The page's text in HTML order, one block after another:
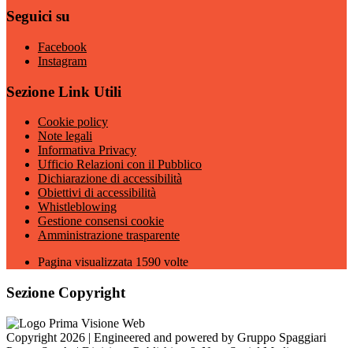
Seguici su
Facebook
Instagram
Sezione Link Utili
Cookie policy
Note legali
Informativa Privacy
Ufficio Relazioni con il Pubblico
Dichiarazione di accessibilità
Obiettivi di accessibilità
Whistleblowing
Gestione consensi cookie
Amministrazione trasparente
Pagina visualizzata 1590 volte
Sezione Copyright
Copyright 2026 | Engineered and powered by Gruppo Spaggiari